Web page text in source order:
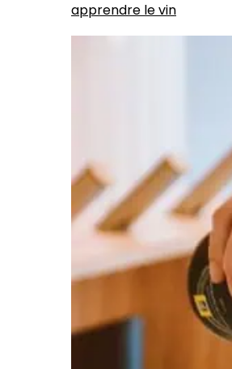
apprendre le vin